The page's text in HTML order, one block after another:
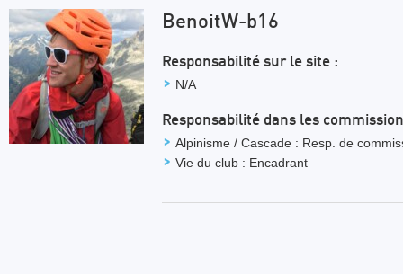
BenoitW-b16
Responsabilité sur le site :
N/A
Responsabilité dans les
Alpinisme / Cascade : Resp. de
Vie du club : Encadrant